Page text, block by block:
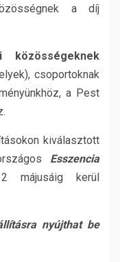
a díj
közösségeknek
csoportoknak
a Pest
kiválasztott
Esszencia
kerül
nyújthat be